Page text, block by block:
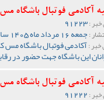
آکادمی فوتبال باشگاه
:
91223
:جمعه 16 مرداد ماه 1405 ساعت 17:34
خبر :آکادمی فوتبال باشگاه مس
این باشگاه جهت حضور در
آکادمی فوتبال باشگاه مس
: